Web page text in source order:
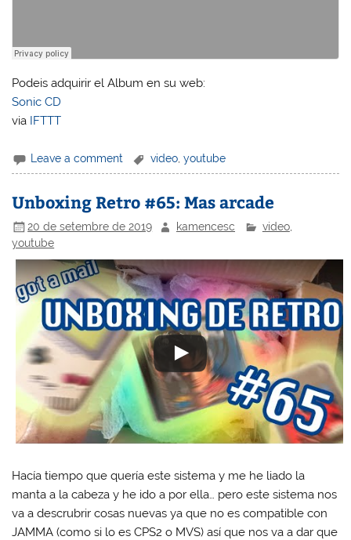
Podeis adquirir el Album en su web:
Sonic CD
via IFTTT
Leave a comment video ,youtube
Unboxing Retro #65: Mas arcade
20 de setembre de 2019 kamencesc video,
youtube
Hacía tiempo que quería este sistema y me he liado la
manta a la cabeza y he ido a por ella… pero este sistema nos
va a descrubrir cosas nuevas ya que no es compatible con
JAMMA (como si lo es CPS2 o MVS) así que nos va a dar que